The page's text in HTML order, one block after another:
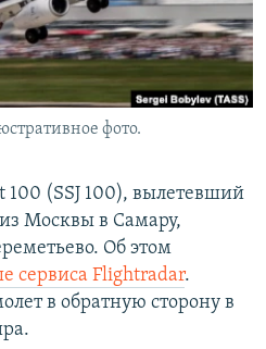
фото.
100 (SSJ 100), вылетевший
Москвы в Самару,
Об этом
сервиса Flightradar.
в обратную сторону в